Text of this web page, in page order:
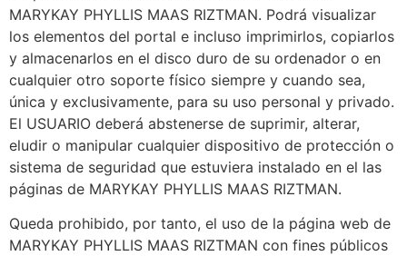
MARYKAY PHYLLIS MAAS RIZTMAN. Podrá visualizar
los elementos del portal e incluso imprimirlos, copiarlos
y almacenarlos en el disco duro de su ordenador o en
cualquier otro soporte físico siempre y cuando sea,
única y exclusivamente, para su uso personal y privado.
El USUARIO deberá abstenerse de suprimir, alterar,
eludir o manipular cualquier dispositivo de protección o
sistema de seguridad que estuviera instalado en el las
páginas de MARYKAY PHYLLIS MAAS RIZTMAN.
Queda prohibido, por tanto, el uso de la página web de
MARYKAY PHYLLIS MAAS RIZTMAN con fines públicos